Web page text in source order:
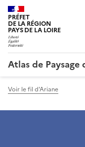
PRÉFET
DE LA RÉGION
PAYS DE LA LOIRE
Atlas de Paysage
Voir le fil d'Ariane